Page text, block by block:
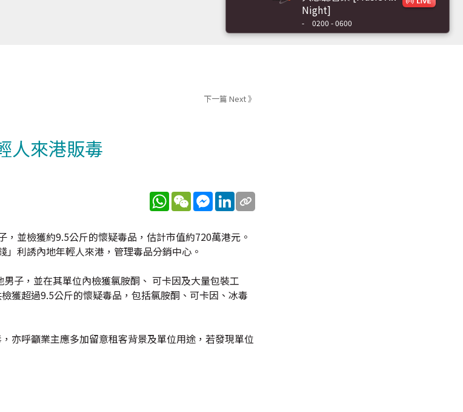
Night]
- 0200 - 0600
下一篇 Next 》
人來港販毒
WhatsApp
WeChatMessenger
LinkedIn
並檢獲約9.5公斤的懷疑毒品，估計市值約720萬港元。
利誘內地年輕人來港，管理毒品分銷中心。
子，並在其單位內檢獲氯胺酮、 可卡因及大量包裝工
獲超過9.5公斤的懷疑毒品，包括氯胺酮、可卡因、冰毒
亦呼籲業主應多加留意租客背景及單位用途，若發現單位